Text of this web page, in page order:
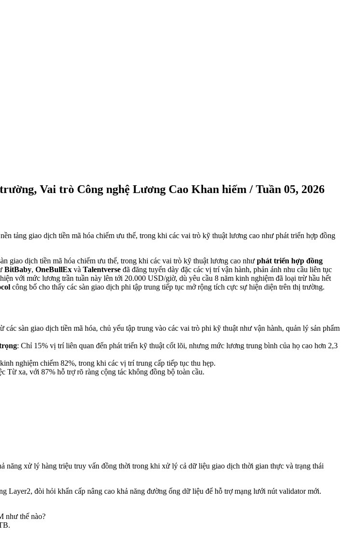
Vai trò Công nghệ Lương Cao Khan hiếm / Tuần 05, 2026
tảng giao dịch tiền mã hóa chiếm ưu thế, trong khi các vai trò kỹ thuật lương cao như phát triển hợp đồng
giao dịch tiền mã hóa chiếm ưu thế, trong khi các vai trò kỹ thuật lương cao như phát triển hợp đồng
BitBaby, OneBullEx và Talentverse đã đăng tuyển dày đặc các vị trí vận hành, phản ánh nhu cầu liên tục
với mức lương trần tuần này lên tới 20.000 USD/giờ, dù yêu cầu 8 năm kinh nghiệm đã loại trừ hầu hết
công bố cho thấy các sàn giao dịch phi tập trung tiếp tục mở rộng tích cực sự hiện diện trên thị trường.
các sàn giao dịch tiền mã hóa, chủ yếu tập trung vào các vai trò phi kỹ thuật như vận hành, quản lý sản phẩm
: Chỉ 15% vị trí liên quan đến phát triển kỹ thuật cốt lõi, nhưng mức lương trung bình của họ cao hơn 2,3
nghiệm chiếm 82%, trong khi các vị trí trung cấp tiếp tục thu hẹp.
Từ xa, với 87% hỗ trợ rõ ràng cộng tác không đồng bộ toàn cầu.
năng xử lý hàng triệu truy vấn đồng thời trong khi xử lý cả dữ liệu giao dịch thời gian thực và trạng thái
Layer2, đòi hỏi khẩn cấp nâng cao khả năng đường ống dữ liệu để hỗ trợ mạng lưới nút validator mới.
như thế nào?